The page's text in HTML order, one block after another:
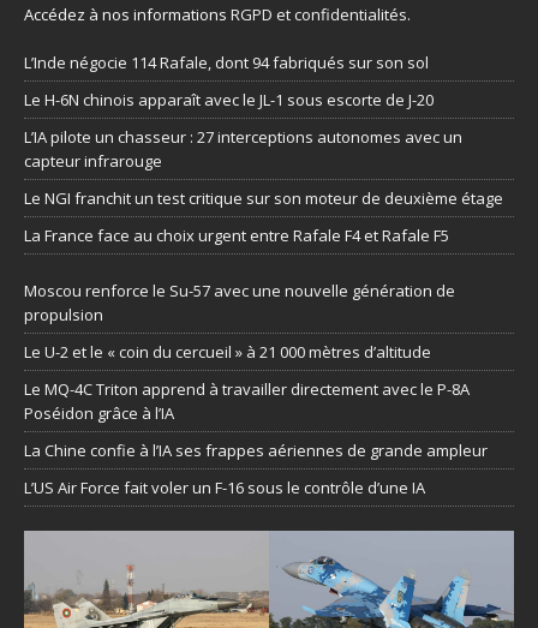
Accédez à nos informations RGPD et confidentialités.
L’Inde négocie 114 Rafale, dont 94 fabriqués sur son sol
Le H-6N chinois apparaît avec le JL-1 sous escorte de J-20
L’IA pilote un chasseur : 27 interceptions autonomes avec un
capteur infrarouge
Le NGI franchit un test critique sur son moteur de deuxième étage
La France face au choix urgent entre Rafale F4 et Rafale F5
Moscou renforce le Su-57 avec une nouvelle génération de
propulsion
Le U-2 et le « coin du cercueil » à 21 000 mètres d’altitude
Le MQ-4C Triton apprend à travailler directement avec le P-8A
Poséidon grâce à l’IA
La Chine confie à l’IA ses frappes aériennes de grande ampleur
L’US Air Force fait voler un F-16 sous le contrôle d’une IA